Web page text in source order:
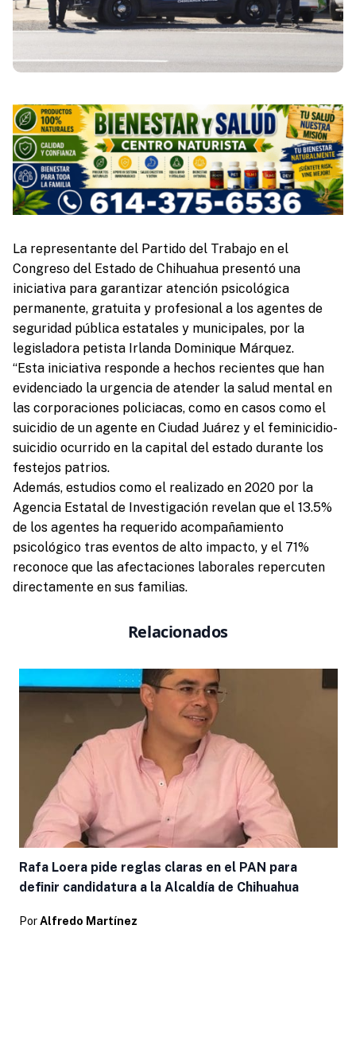
La representante del Partido del Trabajo en el
Congreso del Estado de Chihuahua presentó una
iniciativa para garantizar atención psicológica
permanente, gratuita y profesional a los agentes de
seguridad pública estatales y municipales, por la
legisladora petista Irlanda Dominique Márquez.
“Esta iniciativa responde a hechos recientes que han
evidenciado la urgencia de atender la salud mental en
las corporaciones policiacas, como en casos como el
suicidio de un agente en Ciudad Juárez y el feminicidio-
suicidio ocurrido en la capital del estado durante los
festejos patrios.
Además, estudios como el realizado en 2020 por la
Agencia Estatal de Investigación revelan que el 13.5%
de los agentes ha requerido acompañamiento
psicológico tras eventos de alto impacto, y el 71%
reconoce que las afectaciones laborales repercuten
directamente en sus familias.
Relacionados
Rafa Loera pide reglas claras en el PAN para
definir candidatura a la Alcaldía de Chihuahua
Por Alfredo Martínez